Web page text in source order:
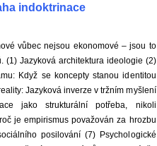
indoktrinace
vůbec nejsou ekonomové – jsou to
(1) Jazyková architektura ideologie (2)
Když se koncepty stanou identitou
Jazyková inverze v tržním myšlení
jako strukturální potřeba, nikoli
je empirismus považován za hrozbu
posilování (7) Psychologické